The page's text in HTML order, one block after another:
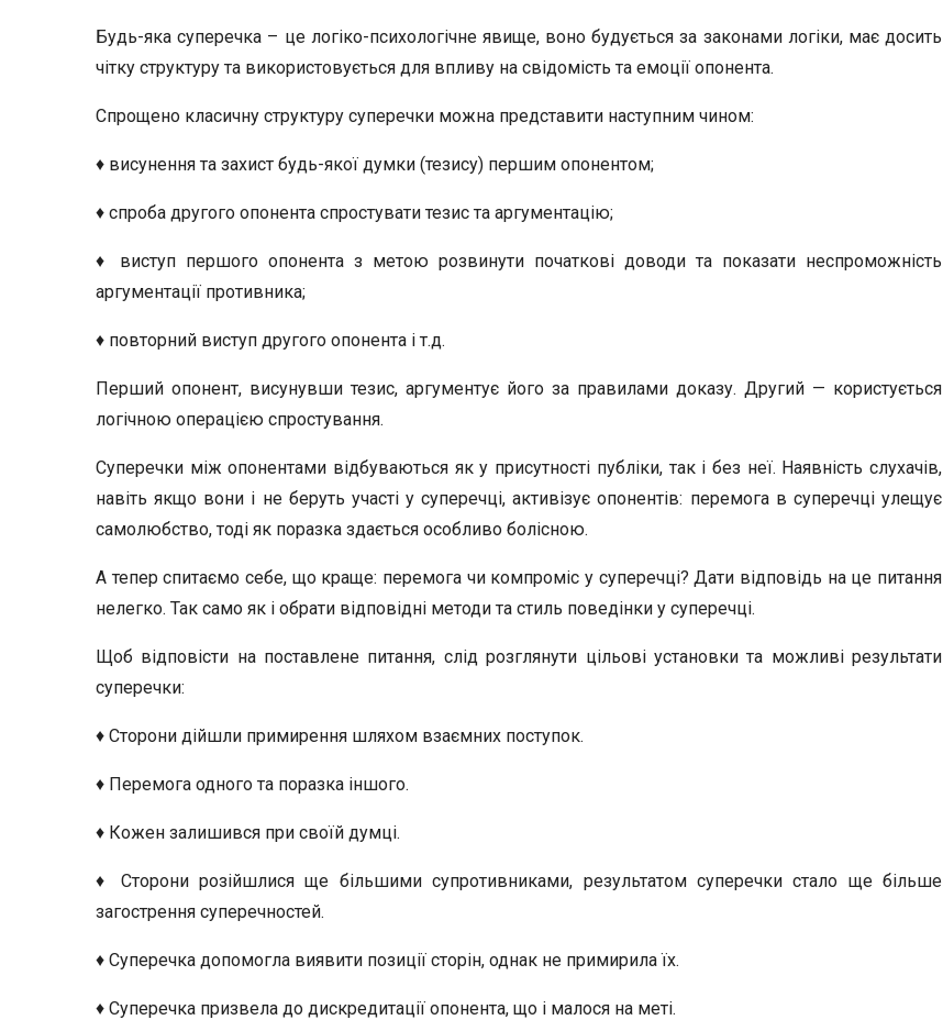
Будь-яка суперечка – це логіко-психологічне явище, воно будується за законами логіки, має досить
чітку структуру та використовується для впливу на свідомість та емоції опонента.
Спрощено класичну структуру суперечки можна представити наступним чином:
♦ висунення та захист будь-якої думки (тезису) першим опонентом;
♦ спроба другого опонента спростувати тезис та аргументацію;
♦ виступ першого опонента з метою розвинути початкові доводи та показати неспроможність
аргументації противника;
♦ повторний виступ другого опонента і т.д.
Перший опонент, висунувши тезис, аргументує його за правилами доказу. Другий — користується
логічною операцією спростування.
Суперечки між опонентами відбуваються як у присутності публіки, так і без неї. Наявність слухачів,
навіть якщо вони і не беруть участі у суперечці, активізує опонентів: перемога в суперечці улещує
самолюбство, тоді як поразка здається особливо болісною.
А тепер спитаємо себе, що краще: перемога чи компроміс у суперечці? Дати відповідь на це питання
нелегко. Так само як і обрати відповідні методи та стиль поведінки у суперечці.
Щоб відповісти на поставлене питання, слід розглянути цільові установки та можливі результати
суперечки:
♦ Сторони дійшли примирення шляхом взаємних поступок.
♦ Перемога одного та поразка іншого.
♦ Кожен залишився при своїй думці.
♦ Сторони розійшлися ще більшими супротивниками, результатом суперечки стало ще більше
загострення суперечностей.
♦ Суперечка допомогла виявити позиції сторін, однак не примирила їх.
♦ Суперечка призвела до дискредитації опонента, що і малося на меті.